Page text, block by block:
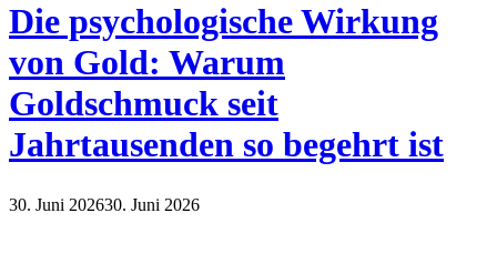
Die psychologische Wirkung
von Gold: Warum
Goldschmuck seit
Jahrtausenden so begehrt ist
30. Juni 202630. Juni 2026